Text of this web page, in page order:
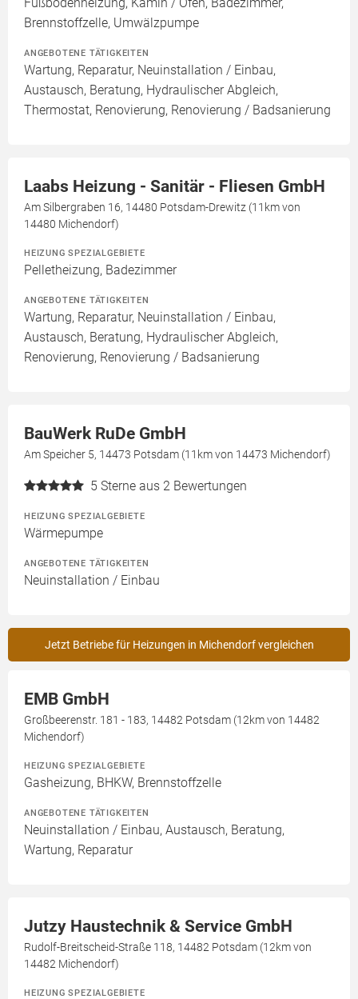
Brennstoffzelle, Umwälzpumpe
ANGEBOTENE TÄTIGKEITEN
Wartung, Reparatur, Neuinstallation / Einbau,
Austausch, Beratung, Hydraulischer Abgleich,
Thermostat, Renovierung, Renovierung / Badsanierung
Laabs Heizung - Sanitär - Fliesen GmbH
Am Silbergraben 16, 14480 Potsdam-Drewitz (11km von
14480 Michendorf)
HEIZUNG SPEZIALGEBIETE
Pelletheizung, Badezimmer
ANGEBOTENE TÄTIGKEITEN
Wartung, Reparatur, Neuinstallation / Einbau,
Austausch, Beratung, Hydraulischer Abgleich,
Renovierung, Renovierung / Badsanierung
BauWerk RuDe GmbH
Am Speicher 5, 14473 Potsdam (11km von 14473 Michendorf)
5 Sterne aus 2 Bewertungen
HEIZUNG SPEZIALGEBIETE
Wärmepumpe
ANGEBOTENE TÄTIGKEITEN
Neuinstallation / Einbau
Jetzt Betriebe für Heizungen in Michendorf vergleichen
EMB GmbH
Großbeerenstr. 181 - 183, 14482 Potsdam (12km von 14482
Michendorf)
HEIZUNG SPEZIALGEBIETE
Gasheizung, BHKW, Brennstoffzelle
ANGEBOTENE TÄTIGKEITEN
Neuinstallation / Einbau, Austausch, Beratung,
Wartung, Reparatur
Jutzy Haustechnik & Service GmbH
Rudolf-Breitscheid-Straße 118, 14482 Potsdam (12km von
14482 Michendorf)
HEIZUNG SPEZIALGEBIETE